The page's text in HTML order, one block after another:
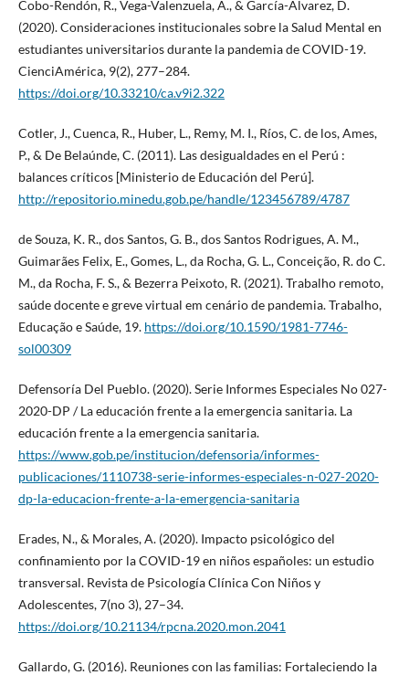
Cobo-Rendón, R., Vega-Valenzuela, A., & García-Álvarez, D.
(2020). Consideraciones institucionales sobre la Salud Mental en
estudiantes universitarios durante la pandemia de COVID-19.
CienciAmérica, 9(2), 277–284.
https://doi.org/10.33210/ca.v9i2.322
Cotler, J., Cuenca, R., Huber, L., Remy, M. I., Ríos, C. de los, Ames,
P., & De Belaúnde, C. (2011). Las desigualdades en el Perú :
balances críticos [Ministerio de Educación del Perú].
http://repositorio.minedu.gob.pe/handle/123456789/4787
de Souza, K. R., dos Santos, G. B., dos Santos Rodrigues, A. M.,
Guimarães Felix, E., Gomes, L., da Rocha, G. L., Conceição, R. do C.
M., da Rocha, F. S., & Bezerra Peixoto, R. (2021). Trabalho remoto,
saúde docente e greve virtual em cenário de pandemia. Trabalho,
Educação e Saúde, 19. https://doi.org/10.1590/1981-7746-
sol00309
Defensoría Del Pueblo. (2020). Serie Informes Especiales No 027-
2020-DP / La educación frente a la emergencia sanitaria. La
educación frente a la emergencia sanitaria.
https://www.gob.pe/institucion/defensoria/informes-
publicaciones/1110738-serie-informes-especiales-n-027-2020-
dp-la-educacion-frente-a-la-emergencia-sanitaria
Erades, N., & Morales, A. (2020). Impacto psicológico del
confinamiento por la COVID-19 en niños españoles: un estudio
transversal. Revista de Psicología Clínica Con Niños y
Adolescentes, 7(no 3), 27–34.
https://doi.org/10.21134/rpcna.2020.mon.2041
Gallardo, G. (2016). Reuniones con las familias: Fortaleciendo la